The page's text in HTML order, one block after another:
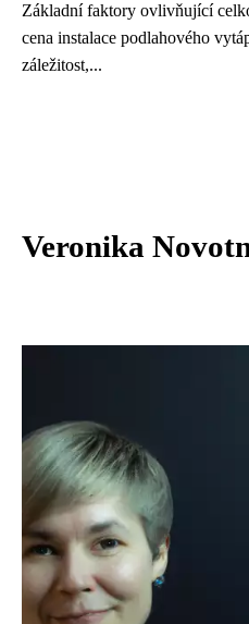
Základní faktory ovlivňující
cena instalace podlahového
záležitost,...
Veronika